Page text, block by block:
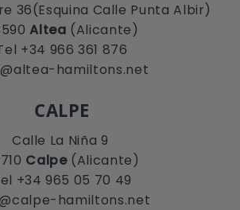
36(Esquina Calle Punta Albir)
Altea (Alicante)
+34 966 361 876
hamiltons.net
CALPE
Calle La Niña 9
Calpe(Alicante)
+34 965 05 70 49
hamiltons.net